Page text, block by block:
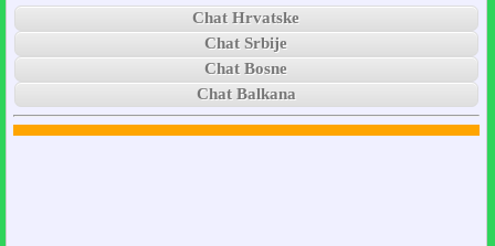
Chat Hrvatske
Chat Srbije
Chat Bosne
Chat Balkana